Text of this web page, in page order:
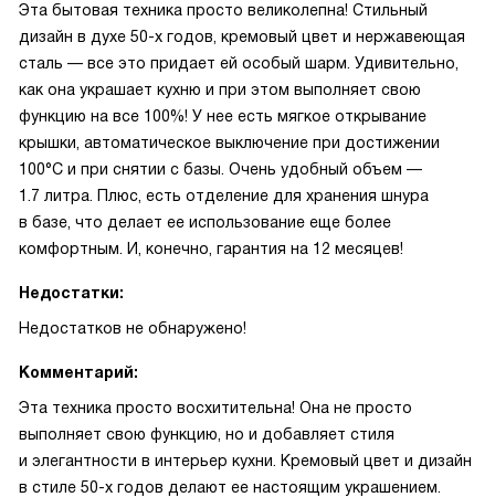
Эта бытовая техника просто великолепна! Стильный
дизайн в духе 50-х годов, кремовый цвет и нержавеющая
сталь — все это придает ей особый шарм. Удивительно,
как она украшает кухню и при этом выполняет свою
функцию на все 100%! У нее есть мягкое открывание
крышки, автоматическое выключение при достижении
100°С и при снятии с базы. Очень удобный объем —
1.7 литра. Плюс, есть отделение для хранения шнура
в базе, что делает ее использование еще более
комфортным. И, конечно, гарантия на 12 месяцев!
Недостатки:
Недостатков не обнаружено!
Комментарий:
Эта техника просто восхитительна! Она не просто
выполняет свою функцию, но и добавляет стиля
и элегантности в интерьер кухни. Кремовый цвет и дизайн
в стиле 50-х годов делают ее настоящим украшением.